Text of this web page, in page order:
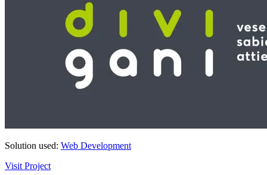
Solution used: Web Development
Visit Project